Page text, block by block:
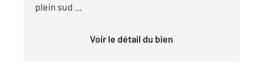
plein sud ...
Voir le détail du bien